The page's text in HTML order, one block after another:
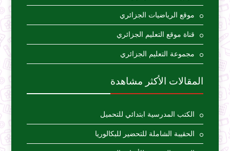
موقع الرياضيات الجزائري
قناة موقع التعليم الجزائري
مجموعة التعليم الجزائري
المقالات الأكثر مشاهدة
الكتب المدرسية ابتدائي للتحميل
الحقيبة الشاملة للتحضير للبكالوريا